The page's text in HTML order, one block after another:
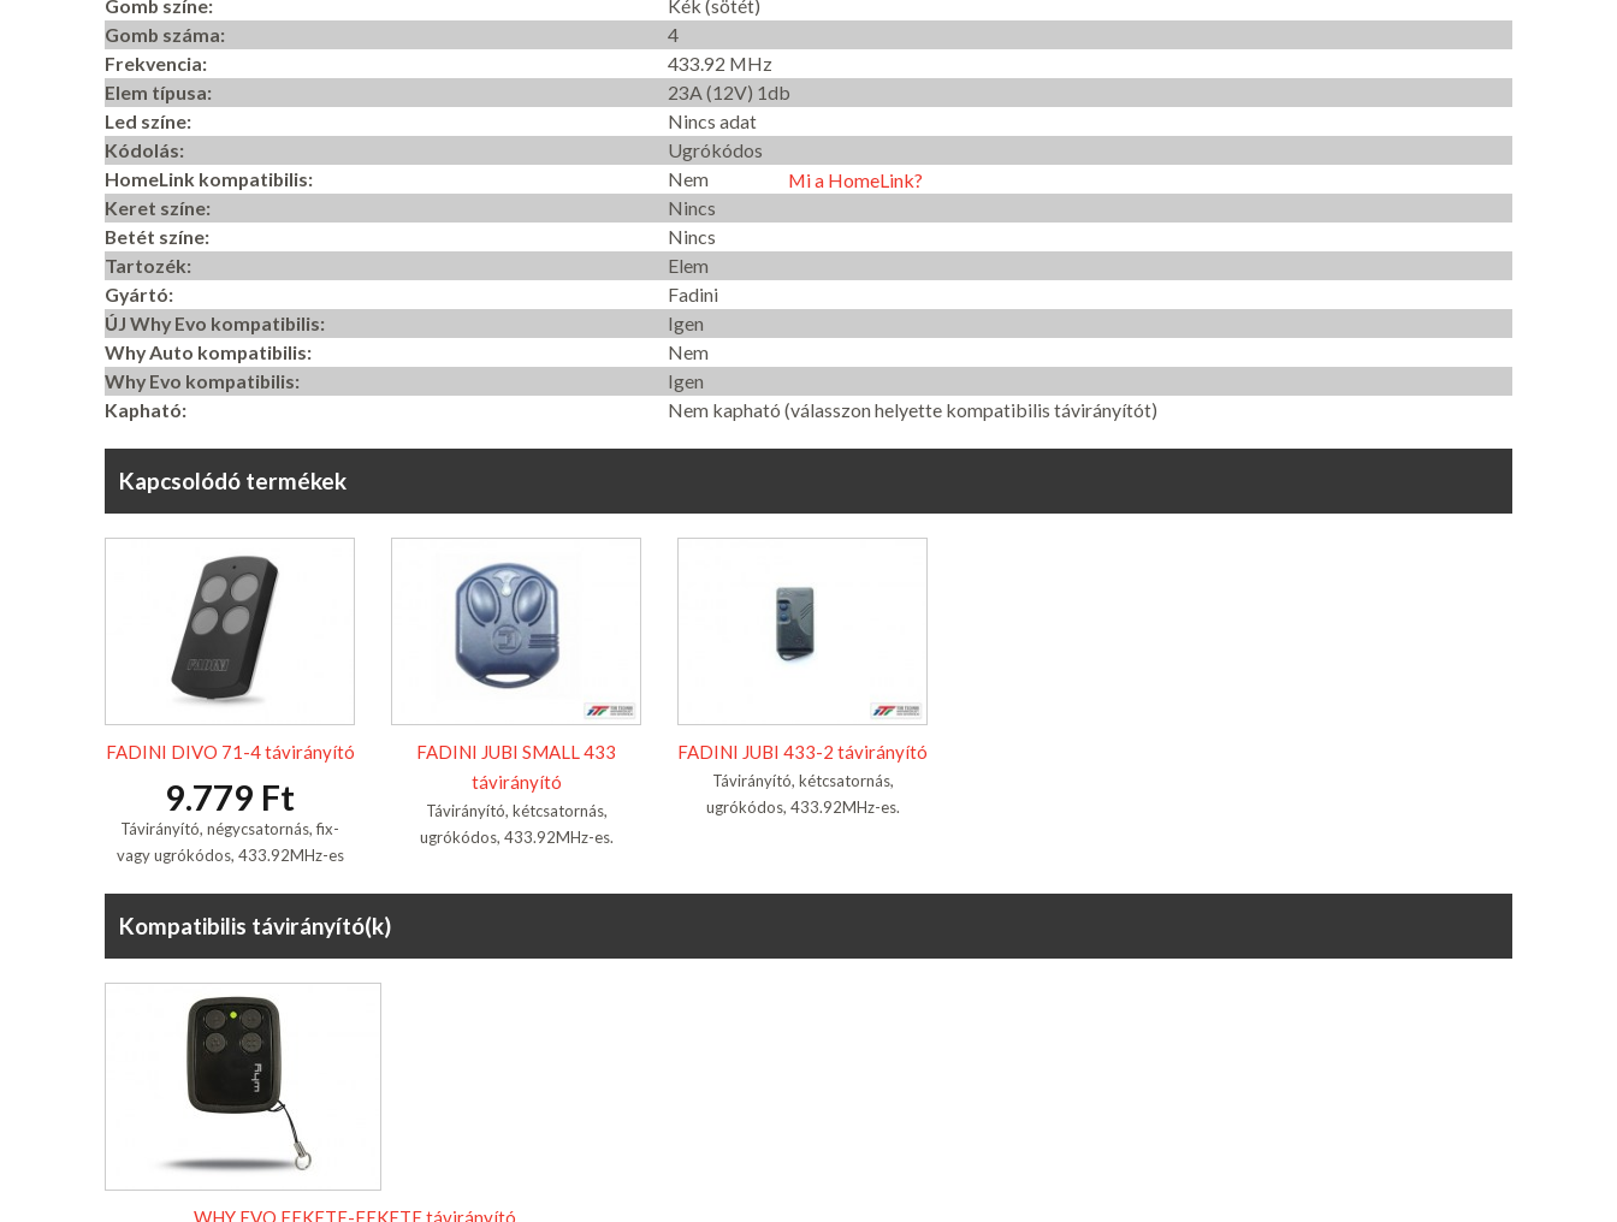
Gomb színe:
Kék (sötét)
Gomb száma:
4
Frekvencia:
433.92 MHz
Elem típusa:
23A (12V) 1db
Led színe:
Nincs adat
Kódolás:
Ugrókódos
HomeLink kompatibilis:
Nem
Mi a HomeLink?
Keret színe:
Nincs
Betét színe:
Nincs
Tartozék:
Elem
Gyártó:
Fadini
ÚJ Why Evo kompatibilis:
Igen
Why Auto kompatibilis:
Nem
Why Evo kompatibilis:
Igen
Kapható:
Nem kapható (válasszon helyette kompatibilis távirányítót)
Kapcsolódó termékek
FADINI DIVO 71-4 távirányító
9.779 Ft
Távirányító, négycsatornás, fix-
vagy ugrókódos, 433.92MHz-es
FADINI JUBI SMALL 433
távirányító
Távirányító, kétcsatornás,
ugrókódos, 433.92MHz-es.
FADINI JUBI 433-2 távirányító
Távirányító, kétcsatornás,
ugrókódos, 433.92MHz-es.
Kompatibilis távirányító(k)
WHY EVO FEKETE-FEKETE távirányító